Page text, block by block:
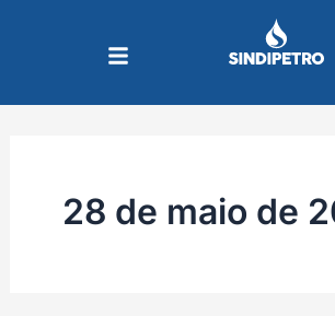
28 de maio de